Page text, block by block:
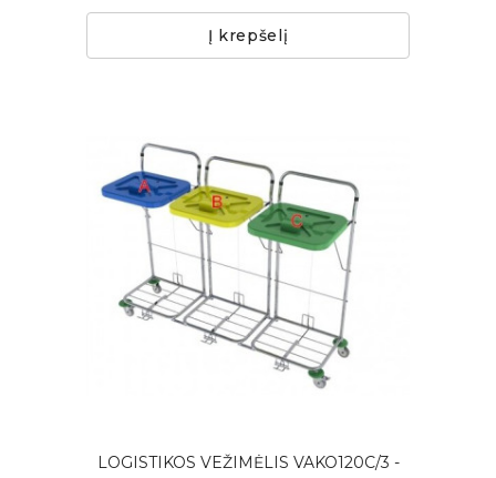
Į krepšelį
LOGISTIKOS VEŽIMĖLIS VAKO120C/3 -